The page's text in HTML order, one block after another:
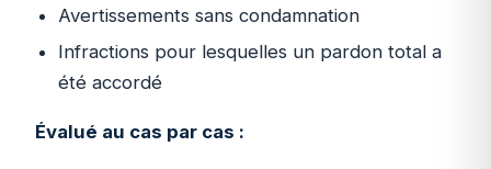
Avertissements sans condamnation
Infractions pour lesquelles un pardon total a
été accordé
Évalué au cas par cas :